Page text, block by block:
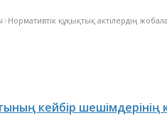
Нормативтік құқықтық актілердің
кейбір